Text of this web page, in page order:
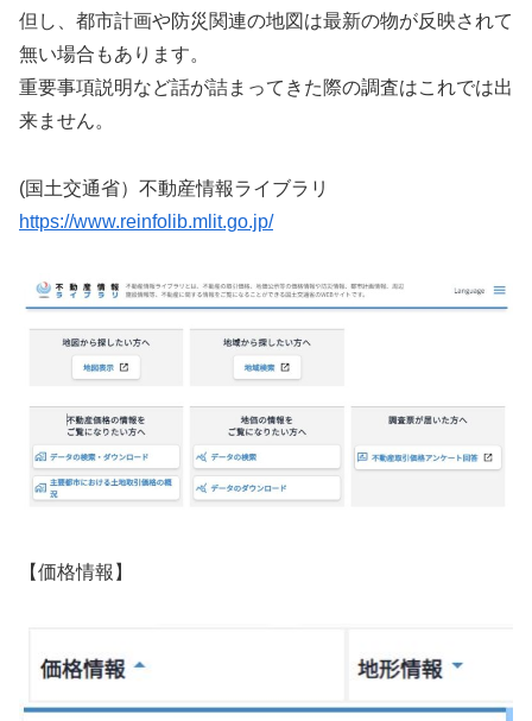
但し、都市計画や防災関連の地図は最新の物が反映されて
無い場合もあります。
重要事項説明など話が詰まってきた際の調査はこれでは出
来ません。
(国土交通省）不動産情報ライブラリ
https://www.reinfolib.mlit.go.jp/
【価格情報】